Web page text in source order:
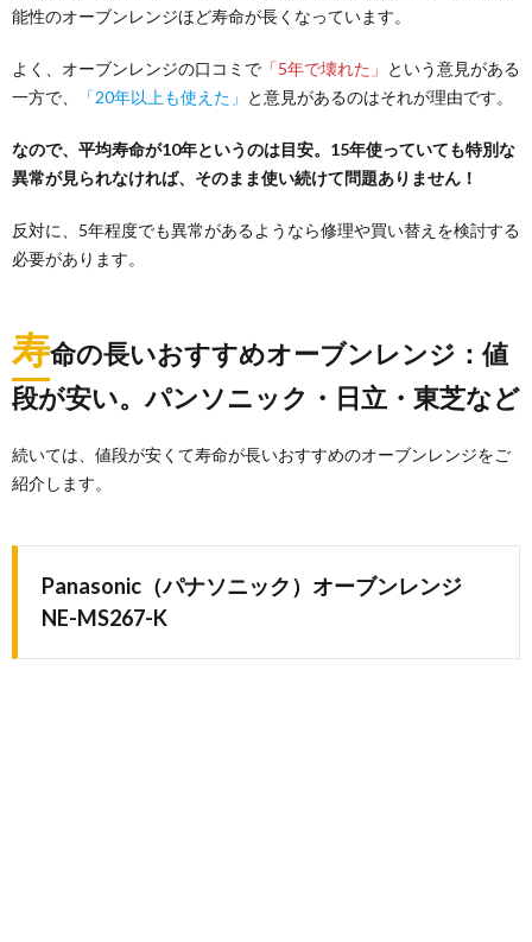
能性のオーブンレンジほど寿命が長くなっています。
よく、オーブンレンジの口コミで 「5年で壊れた」 という意見がある
一方で、
「20年以上も使えた」 と意見があるのはそれが理由です。
なので、平均寿命が10年というのは目安。15年使っていても特別な
異常が見られなければ、そのまま使い続けて問題ありません！
反対に、5年程度でも異常があるようなら修理や買い替えを検討する
必要があります。
寿命の長いおすすめオーブンレンジ：値
段が安い。パンソニック・日立・東芝など
続いては、値段が安くて寿命が長いおすすめのオーブンレンジをご
紹介します。
Panasonic（パナソニック）オーブンレンジ
NE-MS267-K